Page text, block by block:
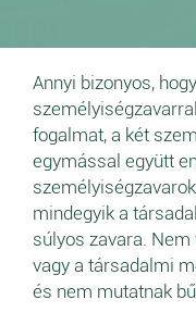
Annyi bizonyos,
fogalmat, a két
egymással együtt
mindegyik a
súlyos zavara.
vagy a társadalmi
és nem mutatnak